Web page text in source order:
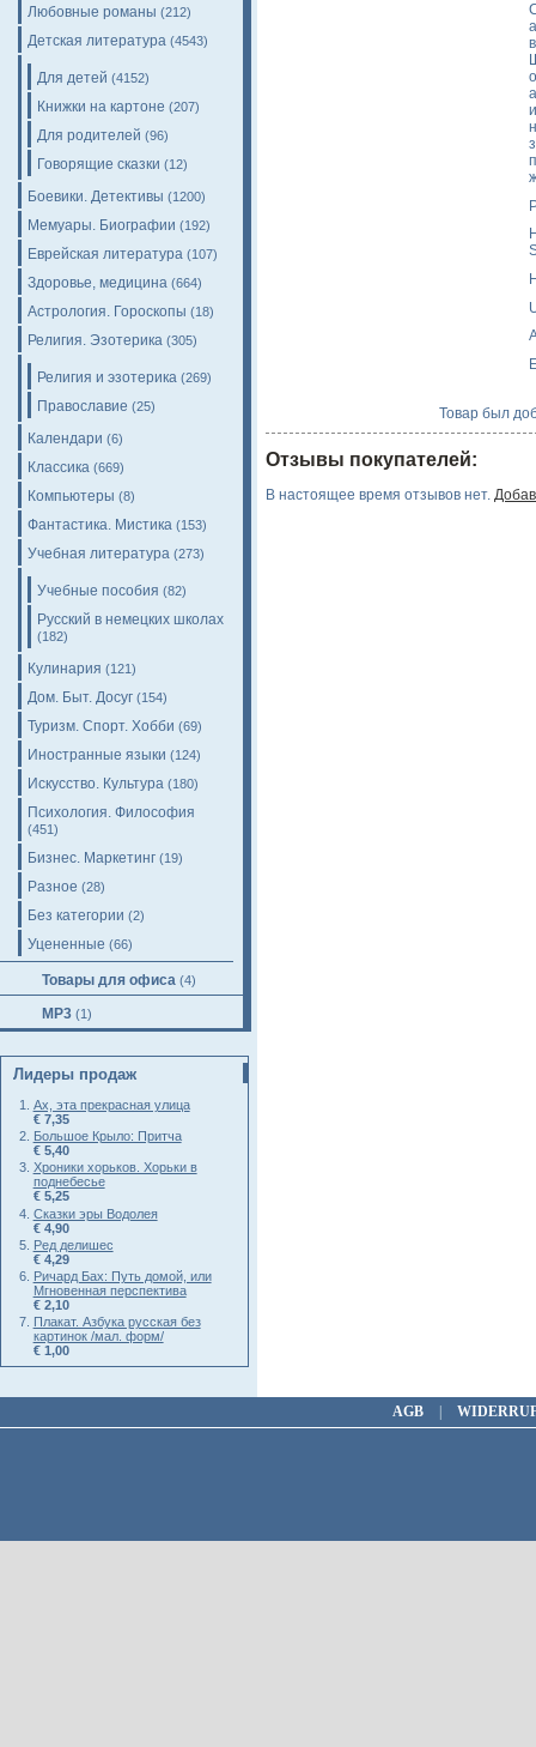
Любовные романы (212)
Детская литература (4543)
Для детей (4152)
Книжки на картоне (207)
Для родителей (96)
Говорящие сказки (12)
Боевики. Детективы (1200)
Мемуары. Биографии (192)
Еврейская литература (107)
Здоровье, медицина (664)
Астрология. Гороскопы (18)
Религия. Эзотерика (305)
Религия и эзотерика (269)
Православие (25)
Календари (6)
Классика (669)
Компьютеры (8)
Фантастика. Мистика (153)
Учебная литература (273)
Учебные пособия (82)
Русский в немецких школах
(182)
Кулинария (121)
Дом. Быт. Досуг (154)
Туризм. Спорт. Хобби (69)
Иностранные языки (124)
Искусство. Культура (180)
Психология. Философия
(451)
Бизнес. Маркетинг (19)
Разное (28)
Без категории (2)
Уцененные (66)
Товары для офиса (4)
MP3 (1)
Лидеры продаж
Ах, эта прекрасная улица
€ 7,35
Большое Крыло: Притча
€ 5,40
Хроники хорьков. Хорьки в
поднебесье
€ 5,25
Сказки эры Водолея
€ 4,90
Ред делишес
€ 4,29
Ричард Бах: Путь домой, или
Мгновенная перспектива
€ 2,10
Плакат. Азбука русская без
картинок /мал. форм/
€ 1,00
Товар был
Отзывы покупателей:
В настоящее время отзывов нет.
AGB